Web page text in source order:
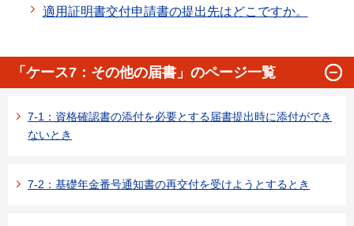
適用証明書交付申請書の提出先はどこですか。
「ケース7：その他の届書」のページ一覧
7-1：資格確認書の添付を必要とする届書提出時に添付ができ
ないとき
7-2：基礎年金番号通知書の再交付を受けようとするとき